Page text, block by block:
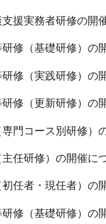
援実務者研修の開
修（基礎研修）の
修（実践研修）の
修（更新研修）の
門コース別研修）
任研修）の開催に
任者・現任者）の
修（基礎研修）の